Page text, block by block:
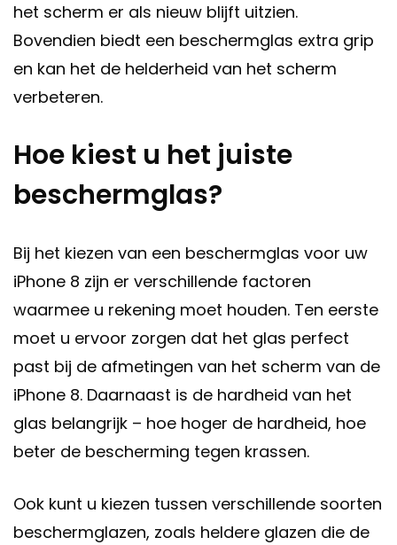
het scherm er als nieuw blijft uitzien.
Bovendien biedt een beschermglas extra grip
en kan het de helderheid van het scherm
verbeteren.
Hoe kiest u het juiste
beschermglas?
Bij het kiezen van een beschermglas voor uw
iPhone 8 zijn er verschillende factoren
waarmee u rekening moet houden. Ten eerste
moet u ervoor zorgen dat het glas perfect
past bij de afmetingen van het scherm van de
iPhone 8. Daarnaast is de hardheid van het
glas belangrijk – hoe hoger de hardheid, hoe
beter de bescherming tegen krassen.
Ook kunt u kiezen tussen verschillende soorten
beschermglazen, zoals heldere glazen die de